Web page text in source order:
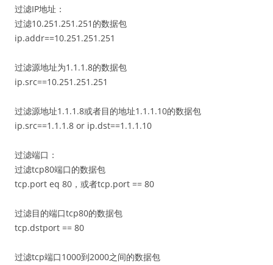
过滤IP地址：
过滤10.251.251.251的数据包
ip.addr==10.251.251.251
过滤源地址为1.1.1.8的数据包
ip.src==10.251.251.251
过滤源地址1.1.1.8或者目的地址1.1.1.10的数据包
ip.src==1.1.1.8 or ip.dst==1.1.1.10
过滤端口：
过滤tcp80端口的数据包
tcp.port eq 80，或者tcp.port == 80
过滤目的端口tcp80的数据包
tcp.dstport == 80
过滤tcp端口1000到2000之间的数据包